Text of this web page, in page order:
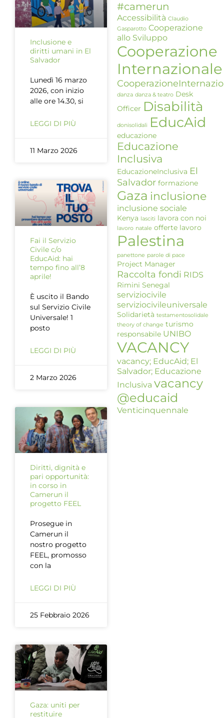
Inclusione e
diritti umani in El
Salvador
Lunedì 16 marzo
2026, con inizio
alle ore 14.30, si
LEGGI DI PIÙ
11 Marzo 2026
Fai il Servizio
Civile c/o
EducAid: hai
tempo fino all’8
aprile!
È uscito il Bando
sul Servizio Civile
Universale! 1
posto
LEGGI DI PIÙ
2 Marzo 2026
Diritti, dignità e
pari opportunità:
in corso in
Camerun il
progetto FEEL
Prosegue in
Camerun il
nostro progetto
FEEL, promosso
con la
LEGGI DI PIÙ
25 Febbraio 2026
Gaza: uniti per
restituire
#camerun
Accessibilità Claudio
Gasparotto Cooperazione
allo Sviluppo
Cooperazione
Internazionale
danza danza & teatro Desk
Officer Disabilità
donisolidali EducAid
educazione
Educazione
Inclusiva
EducazioneInclusiva El
Salvador formazione
Gaza inclusione
inclusione sociale
Kenya lasciti lavora con noi
lavoro natale offerte lavoro
Palestina
panettone parole di pace
Project Manager
Raccolta fondi RIDS
Rimini Senegal
serviziocivile
serviziocivileuniversale
Solidarietà testamentosolidale
theory of change turismo
responsabile UNIBO
VACANCY
vacancy; EducAid; El
Salvador; Educazione
Inclusiva vacancy
@educaid
Venticinquennale